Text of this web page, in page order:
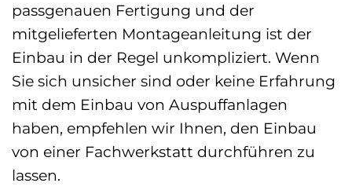
passgenauen Fertigung und der
mitgelieferten Montageanleitung ist der
Einbau in der Regel unkompliziert. Wenn
Sie sich unsicher sind oder keine Erfahrung
mit dem Einbau von Auspuffanlagen
haben, empfehlen wir Ihnen, den Einbau
von einer Fachwerkstatt durchführen zu
lassen.